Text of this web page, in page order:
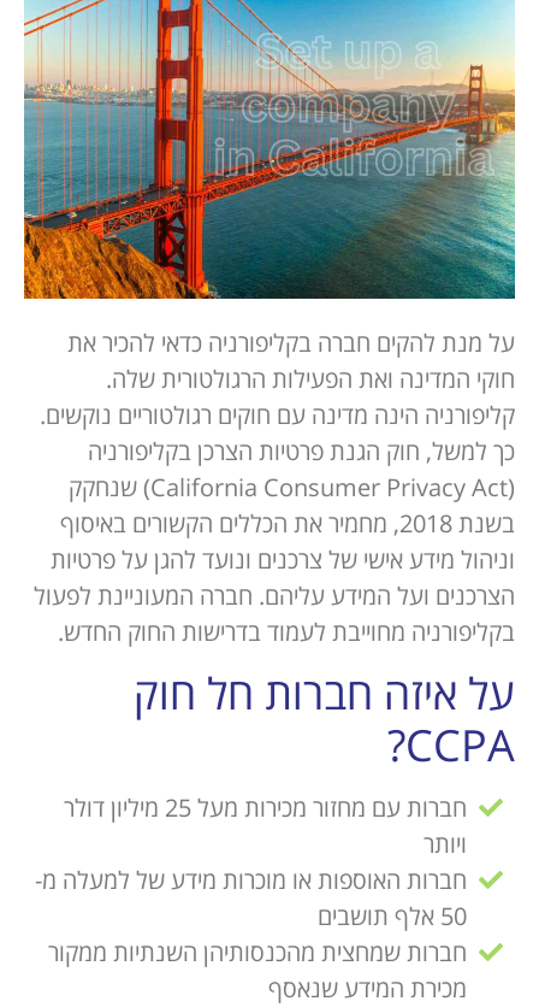
על מנת להקים חברה בקליפורניה כדאי להכיר את
חוקי המדינה ואת הפעילות הרגולטורית שלה.
קליפורניה הינה מדינה עם חוקים רגולטוריים נוקשים.
כך למשל, חוק הגנת פרטיות הצרכן בקליפורניה
(California Consumer Privacy Act) שנחקק
בשנת 2018, מחמיר את הכללים הקשורים באיסוף
וניהול מידע אישי של צרכנים ונועד להגן על פרטיות
הצרכנים ועל המידע עליהם. חברה המעוניינת לפעול
בקליפורניה מחוייבת לעמוד בדרישות החוק החדש.
על איזה חברות חל חוק
CCPA?
חברות עם מחזור מכירות מעל 25 מיליון דולר
ויותר
חברות האוספות או מוכרות מידע של למעלה מ-
50 אלף תושבים
חברות שמחצית מהכנסותיהן השנתיות ממקור
מכירת המידע שנאסף